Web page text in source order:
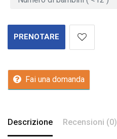
PRENOTARE
Fai una domanda
Descrizione Recensioni (0)